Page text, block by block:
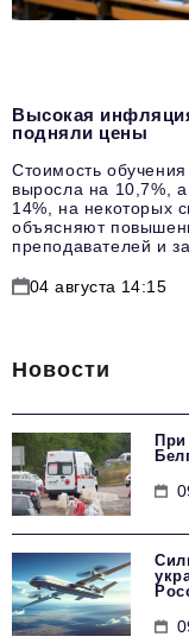
Высокая
подняли цены
Стоимость обучения
выросла на 10,7%, а
14%, на некоторых
объясняют
преподавателей и
04 августа 14:15
Новости